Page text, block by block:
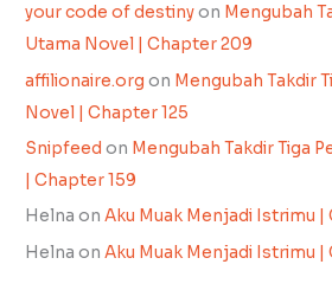
your code of destinyon Mengubah
Utama Novel | Chapter 209
affilionaire.org on Mengubah Takdir
Novel | Chapter 125
Snipfeed on Mengubah Takdir Tiga
| Chapter 159
Helna onAku Muak Menjadi Istrimu |
Helna onAku Muak Menjadi Istrimu |